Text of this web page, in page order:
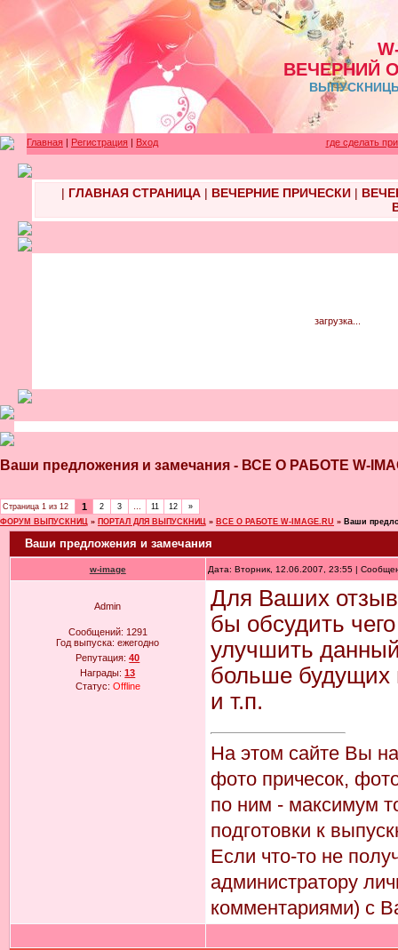
ВЕЧЕРНИЙ
Главная | Регистрация | Вход где сделать
| ГЛАВНАЯ СТРАНИЦА| ВЕЧЕРНИЕ ПРИЧЕСКИ|
загрузка...
Ваши предложения и замечания - ВСЕ О РАБОТЕ
Страница 1 из 12 1 2 3 … 11 12
»
ФОРУМ ВЫПУСКНИЦ » ПОРТАЛ ДЛЯ ВЫПУСКНИЦ » ВСЕ О РАБОТЕ W-IMAGE.RU » Ваши
Ваши предложения и замечания
w-image Дата: Вторник, 12.06.2007, 23:55 |
Admin
Сообщений: 1291
Год выпуска:ежегодно
Репутация:40
Награды:13
Статус: Offline
Для Ваших
бы обсудить
улучшить
больше будущих
и т.п.
На этом сайте Вы
фото причесок,
по ним - максимум
подготовки к
Если что-то не
администратору
комментариями) с